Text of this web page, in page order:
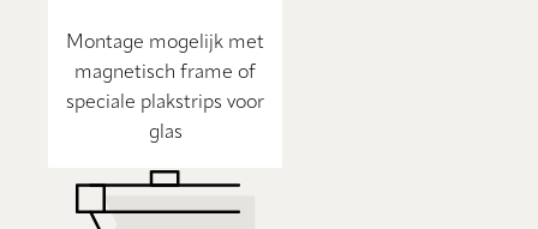
Montage mogelijk met
magnetisch frame of
speciale plakstrips voor
glas